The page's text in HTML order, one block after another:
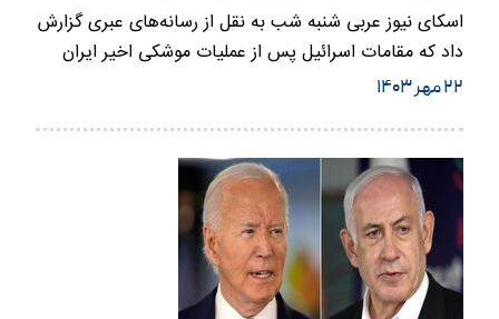
اسکای نیوز عربی شنبه شب به نقل از رسانه‌های عبری گزارش
داد که مقامات اسرائیل پس از عملیات موشکی اخیر ایران
در…
۲۲ مهر ۱۴۰۳